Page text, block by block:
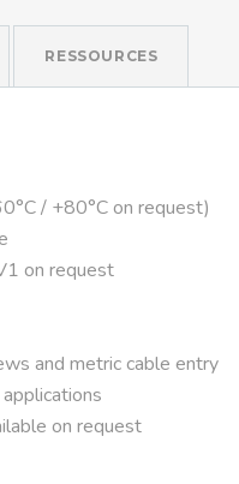
RESSOURCES
/ +80°C on request)
on request
and metric cable entry
on request